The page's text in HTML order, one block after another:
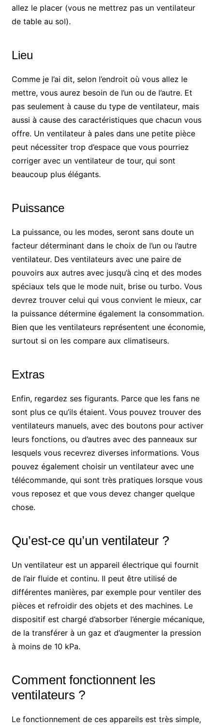
allez le placer (vous ne mettrez pas un ventilateur
de table au sol).
Lieu
Comme je l’ai dit, selon l’endroit où vous allez le
mettre, vous aurez besoin de l’un ou de l’autre. Et
pas seulement à cause du type de ventilateur, mais
aussi à cause des caractéristiques que chacun vous
offre. Un ventilateur à pales dans une petite pièce
peut nécessiter trop d’espace que vous pourriez
corriger avec un ventilateur de tour, qui sont
beaucoup plus élégants.
Puissance
La puissance, ou les modes, seront sans doute un
facteur déterminant dans le choix de l’un ou l’autre
ventilateur. Des ventilateurs avec une paire de
pouvoirs aux autres avec jusqu’à cinq et des modes
spéciaux tels que le mode nuit, brise ou turbo. Vous
devrez trouver celui qui vous convient le mieux, car
la puissance détermine également la consommation.
Bien que les ventilateurs représentent une économie,
surtout si on les compare aux climatiseurs.
Extras
Enfin, regardez ses figurants. Parce que les fans ne
sont plus ce qu’ils étaient. Vous pouvez trouver des
ventilateurs manuels, avec des boutons pour activer
leurs fonctions, ou d’autres avec des panneaux sur
lesquels vous recevrez diverses informations. Vous
pouvez également choisir un ventilateur avec une
télécommande, qui sont très pratiques lorsque vous
vous reposez et que vous devez changer quelque
chose.
Qu’est-ce qu’un ventilateur ?
Un ventilateur est un appareil électrique qui fournit
de l’air fluide et continu. Il peut être utilisé de
différentes manières, par exemple pour ventiler des
pièces et refroidir des objets et des machines. Le
dispositif est chargé d’absorber l’énergie mécanique,
de la transférer à un gaz et d’augmenter la pression
à moins de 10 kPa.
Comment fonctionnent les
ventilateurs ?
Le fonctionnement de ces appareils est très simple,